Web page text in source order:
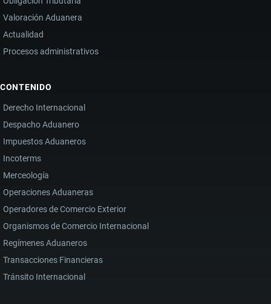
Valoración Aduanera
Actualidad
Procesos administrativos
CONTENIDO
Derecho Internacional
Despacho Aduanero
Impuestos Aduaneros
Incoterms
Merceología
Operaciones Aduaneras
Operadores de Comercio Exterior
Organismos de Comercio Internacional
Regímenes Aduaneros
Transacciones Financieras
Tránsito Internacional